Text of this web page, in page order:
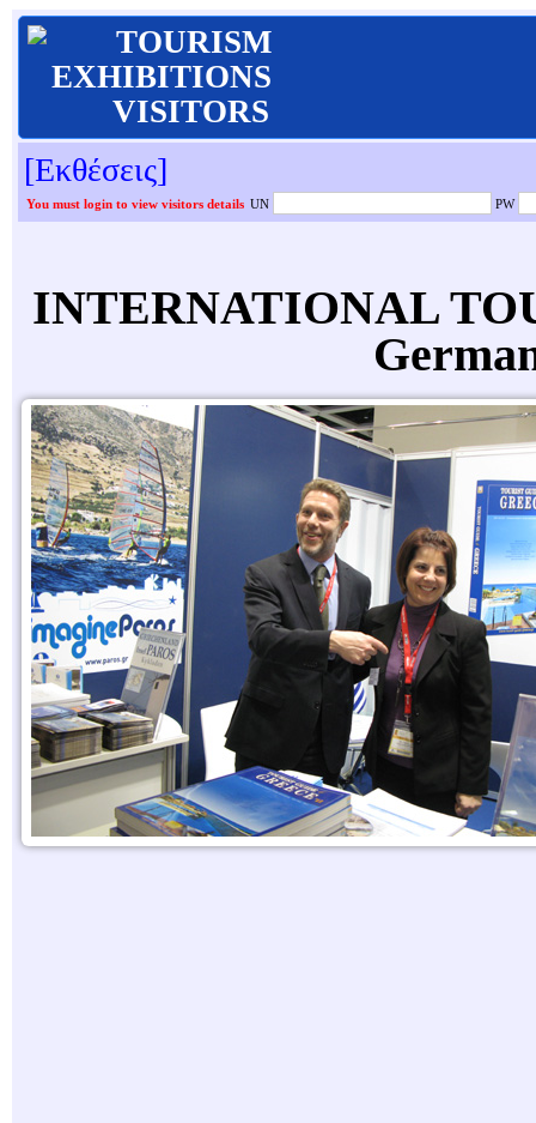
TOURISM
EXHIBITIONS
VISITORS
[Εκθέσεις]
You must login to view visitors details UN PW
INTERNATIONAL